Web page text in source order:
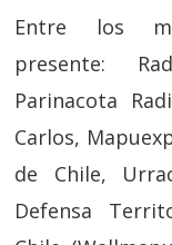
Entre los
presente:
Parinacota
Carlos,
de Chile,
Defensa